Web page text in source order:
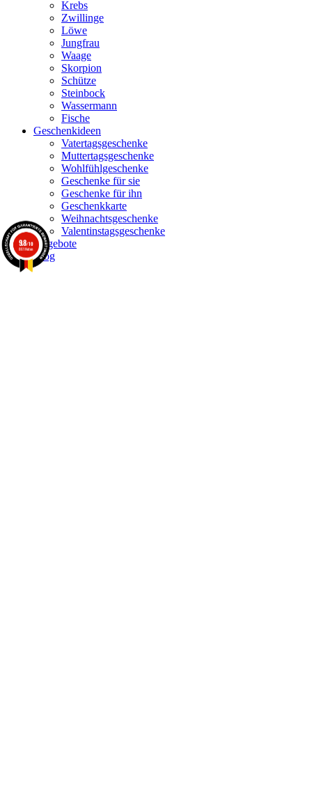
Krebs
Zwillinge
Löwe
Jungfrau
Waage
Skorpion
Schütze
Steinbock
Wassermann
Fische
Geschenkideen
Vatertagsgeschenke
Muttertagsgeschenke
Wohlfühlgeschenke
Geschenke für sie
Geschenke für ihn
Geschenkkarte
Weihnachtsgeschenke
Valentinstagsgeschenke
Angebote
Blog
9.8/10
861 Noten